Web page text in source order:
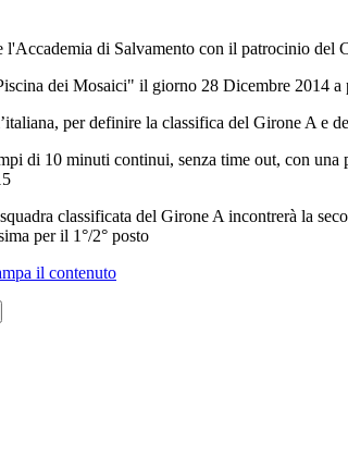
di Salvamento con il patrocinio del
dei Mosaici" il giorno 28 Dicembre 2014 a
per definire la classifica del Girone A e
di 10 minuti continui, senza time out, con
classificata del Girone A incontrerà la
per il 1°/2° posto
il contenuto